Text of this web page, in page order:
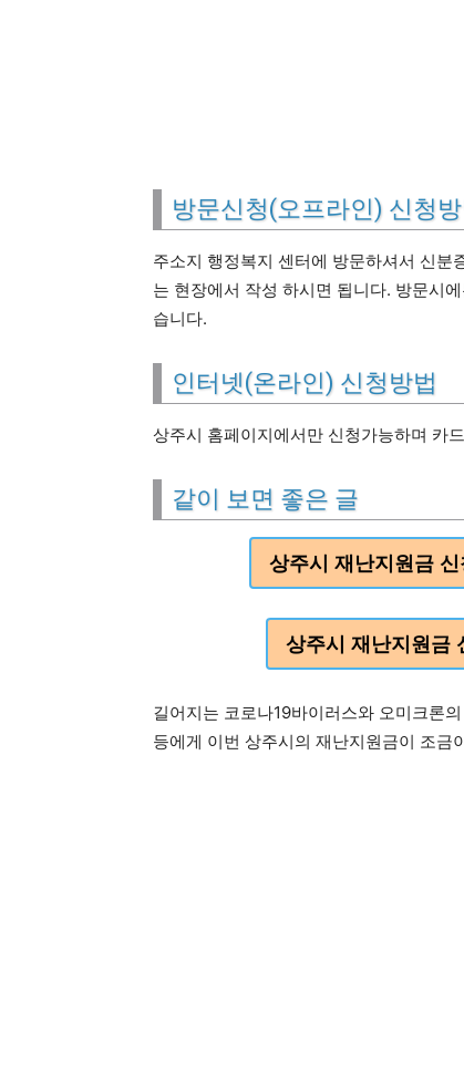
방문신청(오프라인) 신청방
주소지 행정복지 센터에 방문하셔서 신분
는 현장에서 작성 하시면 됩니다. 방문시
습니다.
인터넷(온라인) 신청방법
상주시 홈페이지에서만 신청가능하며 카
같이 보면 좋은 글
상주시 재난지원금
상주시 재난지원금
길어지는 코로나19바이러스와 오미크론
등에게 이번 상주시의 재난지원금이 조금